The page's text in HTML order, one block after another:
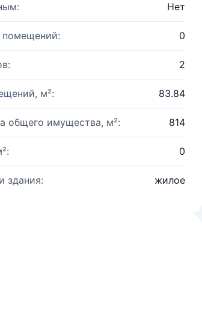
Нет
помещений: 0
2
м²: 83.84
общего имущества, м²: 814
0
здания: жилое